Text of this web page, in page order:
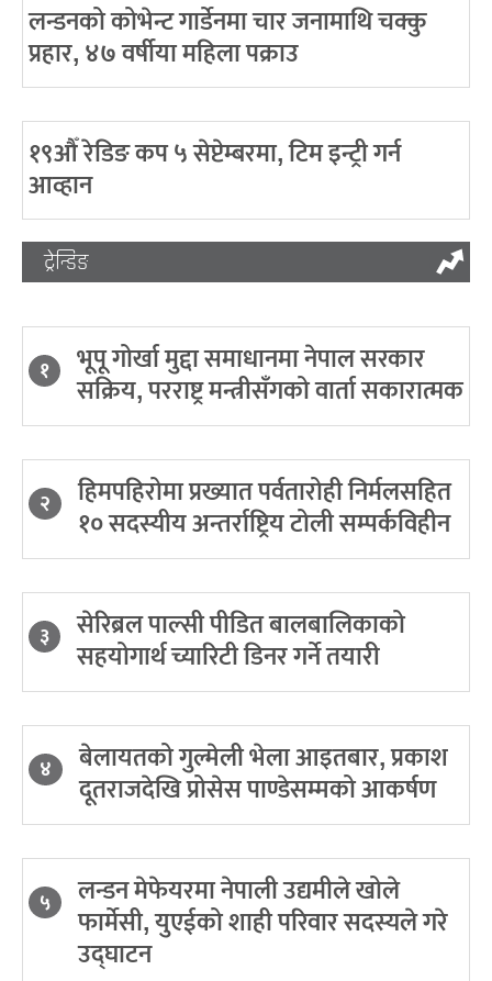
लन्डनको कोभेन्ट गार्डेनमा चार जनामाथि चक्कु
प्रहार, ४७ वर्षीया महिला पक्राउ
१९औँ रेडिङ कप ५ सेप्टेम्बरमा, टिम इन्ट्री गर्न
आव्हान
ट्रेन्डिङ
१ भूपू गोर्खा मुद्दा समाधानमा नेपाल सरकार
सक्रिय, परराष्ट्र मन्त्रीसँगको वार्ता सकारात्मक
२ हिमपहिरोमा प्रख्यात पर्वतारोही निर्मलसहित
१० सदस्यीय अन्तर्राष्ट्रिय टोली सम्पर्कविहीन
३ सेरिब्रल पाल्सी पीडित बालबालिकाको
सहयोगार्थ च्यारिटी डिनर गर्ने तयारी
४ बेलायतको गुल्मेली भेला आइतबार, प्रकाश
दूतराजदेखि प्रोसेस पाण्डेसम्मको आकर्षण
५ लन्डन मेफेयरमा नेपाली उद्यमीले खोले
फार्मेसी, युएईको शाही परिवार सदस्यले गरे
उद्घाटन